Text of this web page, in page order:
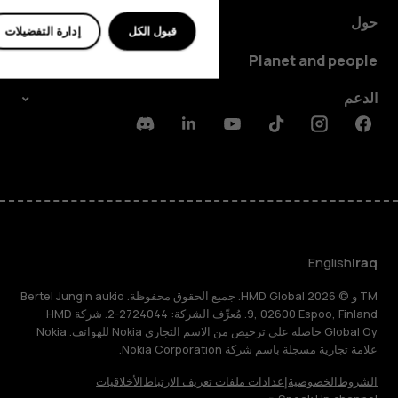
حول
Planet and people
الدعم
Facebook
Instagram
Tiktok
Youtube
Linkedin
Discord
Iraq
English
TM و © 2026 HMD Global. جميع الحقوق محفوظة. Bertel Jungin aukio
9, 02600 Espoo, Finland. مُعرِّف الشركة: 2724044-2. شركة HMD
Global Oy حاصلة على ترخيص من الاسم التجاري Nokia للهواتف. Nokia
علامة تجارية مسجلة باسم شركة Nokia Corporation.
الشروطالخصوصيةإعدادات ملفات تعريف الارتباطالأخلاقيات
إدارة التفضيلات قبول الكل